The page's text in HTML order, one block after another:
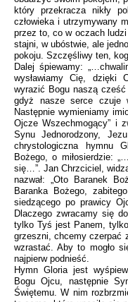
który przekracza nikły
człowieka i utrzymywany
przez to, co w oczach ludzi
stajni, w ubóstwie, ale
pokoju. Szczęśliwy ten,
Dalej śpiewamy:
wysławiamy Cię, dzięki
wyrazić Bogu naszą
gdyż nasze serce czuje
Następnie wymieniamy
Ojcze Wszechmogący” i
Synu Jednorodzony,
chrystologiczna hymnu
Bożego, o miłosierdzie:
się…”. Jan Chrzciciel,
nazwał: „Oto Baranek
Baranka Bożego,
siedzącego po prawicy
Dlaczego zwracamy się
tylko Tyś jest Panem,
grzeszni, chcemy czerpać
wzrastać. Aby to mogło
najpierw podnieść.
Hymn Gloria jest
Bogu Ojcu, następnie
Świętemu. W nim